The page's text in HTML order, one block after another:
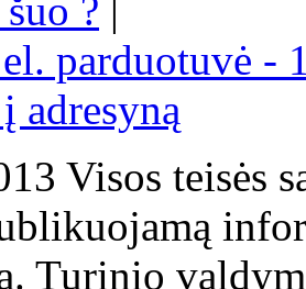
? |
parduotuvė -
adresyną
Visos teisės
Turinio